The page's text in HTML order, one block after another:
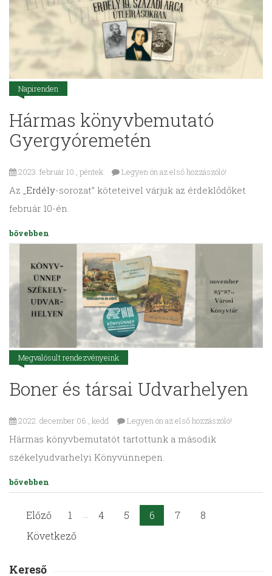
Napirenden
Hármas könyvbemutató
Gyergyóremetén
2023. február 10., péntek Legyen ön az első hozzászóló!
Az „ Erdély-sorozat” köteteivel várjuk az érdeklődőket
február 10-én.
bővebben
Megvalósult rendezvényeink
Boner és társai Udvarhelyen
2022. december 06., kedd Legyen ön az első hozzászóló!
Hármas könyvbemutatót tartottunk a második
székelyudvarhelyi Könyvünnepen.
bővebben
Előző 1 ... 4 5 6 7
8
Következő
Kereső